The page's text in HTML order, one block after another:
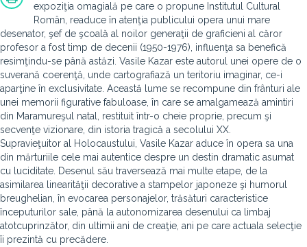
expoziţia omagială pe care o propune Institutul Cultural
Român, readuce în atenţia publicului opera unui mare
desenator, şef de şcoală al noilor generaţii de graficieni al căror
profesor a fost timp de decenii (1950-1976), influenţa sa benefică
resimţindu-se până astăzi. Vasile Kazar este autorul unei opere de o
suverană coerenţă, unde cartografiază un teritoriu imaginar, ce-i
aparţine în exclusivitate. Această lume se recompune din frânturi ale
unei memorii figurative fabuloase, în care se amalgamează amintiri
din Maramureşul natal, restituit într-o cheie proprie, precum şi
secvenţe vizionare, din istoria tragică a secolului XX.
Supravieţuitor al Holocaustului, Vasile Kazar aduce în opera sa una
din mărturiile cele mai autentice despre un destin dramatic asumat
cu luciditate. Desenul său traversează mai multe etape, de la
asimilarea linearităţii decorative a stampelor japoneze şi humorul
breughelian, în evocarea personajelor, trăsături caracteristice
începuturilor sale, până la autonomizarea desenului ca limbaj
atotcuprinzător, din ultimii ani de creaţie, ani pe care actuala selecţie
îi prezintă cu precădere.